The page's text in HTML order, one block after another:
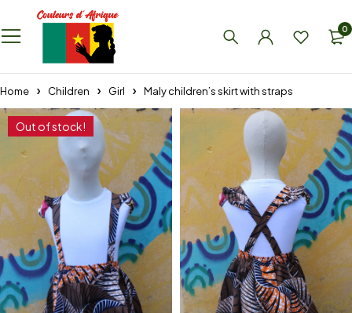
0
Home Children Girl Maly children’s skirt with straps
Out of stock!